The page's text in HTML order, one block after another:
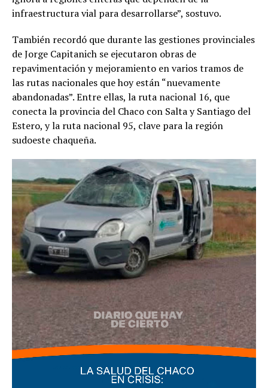
infraestructura vial para desarrollarse”, sostuvo.
También recordó que durante las gestiones provinciales
de Jorge Capitanich se ejecutaron obras de
repavimentación y mejoramiento en varios tramos de
las rutas nacionales que hoy están “nuevamente
abandonadas”. Entre ellas, la ruta nacional 16, que
conecta la provincia del Chaco con Salta y Santiago del
Estero, y la ruta nacional 95, clave para la región
sudoeste chaqueña.